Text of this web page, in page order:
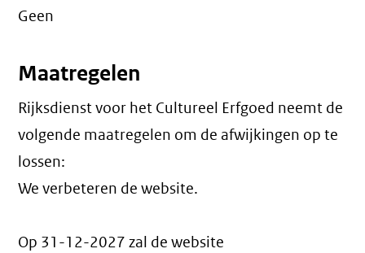
Geen
Maatregelen
Rijksdienst voor het Cultureel Erfgoed neemt de
volgende maatregelen om de afwijkingen op te
lossen:
We verbeteren de website.
Op 31-12-2027 zal de website